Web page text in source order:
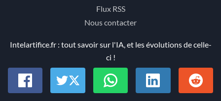
Flux RSS
Nous contacter
Intelartifice.fr : tout savoir sur l'IA, et les évolutions de celle-
ci !